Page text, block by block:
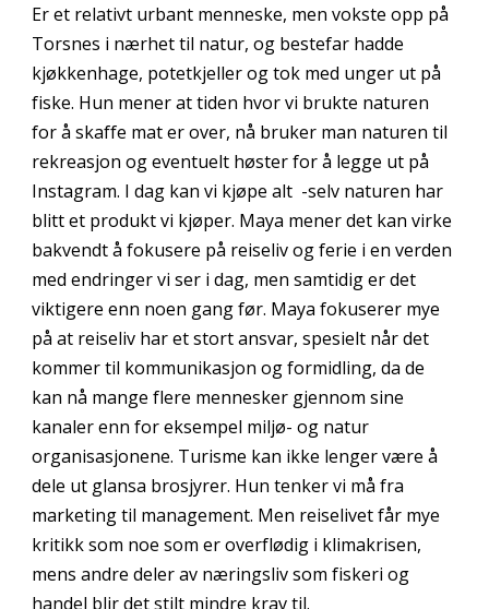
Er et relativt urbant menneske, men vokste opp på
Torsnes i nærhet til natur, og bestefar hadde
kjøkkenhage, potetkjeller og tok med unger ut på
fiske. Hun mener at tiden hvor vi brukte naturen
for å skaffe mat er over, nå bruker man naturen til
rekreasjon og eventuelt høster for å legge ut på
Instagram. I dag kan vi kjøpe alt -selv naturen har
blitt et produkt vi kjøper. Maya mener det kan virke
bakvendt å fokusere på reiseliv og ferie i en verden
med endringer vi ser i dag, men samtidig er det
viktigere enn noen gang før. Maya fokuserer mye
på at reiseliv har et stort ansvar, spesielt når det
kommer til kommunikasjon og formidling, da de
kan nå mange flere mennesker gjennom sine
kanaler enn for eksempel miljø- og natur
organisasjonene. Turisme kan ikke lenger være å
dele ut glansa brosjyrer. Hun tenker vi må fra
marketing til management. Men reiselivet får mye
kritikk som noe som er overflødig i klimakrisen,
mens andre deler av næringsliv som fiskeri og
handel blir det stilt mindre krav til.